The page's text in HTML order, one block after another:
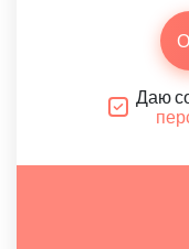
Даю